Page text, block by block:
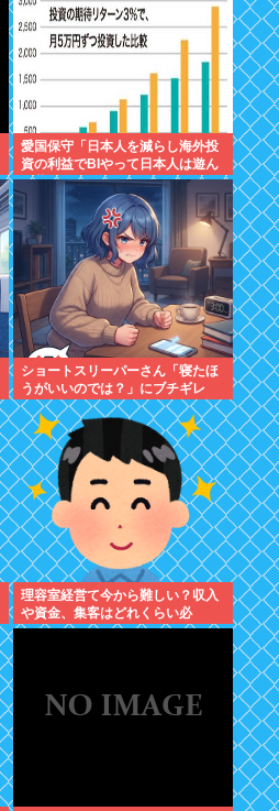
愛国保守「日本人を減らし海外投
資の利益でBIやって日本人は遊ん
で暮らすべき。移民は不要」
ショートスリーパーさん「寝たほ
うがいいのでは？」にブチギレ
理容室経営て今から難しい？収入
や資金、集客はどれくらい必
要？？